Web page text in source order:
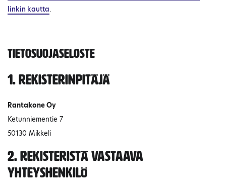
linkin kautta.
Tietosuojaseloste
1. Rekisterinpitäjä
Rantakone Oy
Ketunniementie 7
50130 Mikkeli
2. Rekisteristä vastaava
yhteyshenkilö